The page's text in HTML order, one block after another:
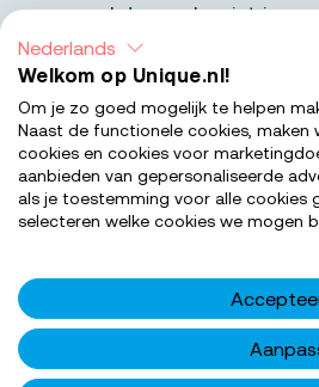
werkdag en begint je
vrijdagpauzes volledig
Wat bieden we jou
Functie-eisen
Over het bedrijf
Nederlands
Welkom op Unique.nl!
Om je zo goed mogelijk te helpen
Naast de functionele cookies,
cookies en cookies voor
aanbieden van gepersonaliseerde
als je toestemming voor alle cookies
selecteren welke cookies we mogen